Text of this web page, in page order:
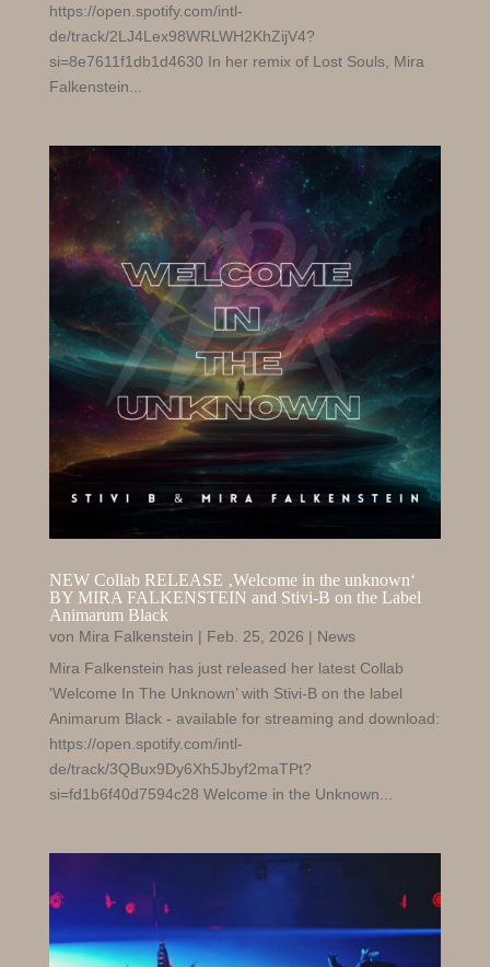
https://open.spotify.com/intl-
de/track/2LJ4Lex98WRLWH2KhZijV4?
si=8e7611f1db1d4630 In her remix of Lost Souls, Mira
Falkenstein...
NEW Collab RELEASE ‚Welcome in the unknown‘
BY MIRA FALKENSTEIN and Stivi-B on the Label
Animarum Black
von Mira Falkenstein | Feb. 25, 2026 | News
Mira Falkenstein has just released her latest Collab
'Welcome In The Unknown’ with Stivi-B on the label
Animarum Black - available for streaming and download:
https://open.spotify.com/intl-
de/track/3QBux9Dy6Xh5Jbyf2maTPt?
si=fd1b6f40d7594c28 Welcome in the Unknown...